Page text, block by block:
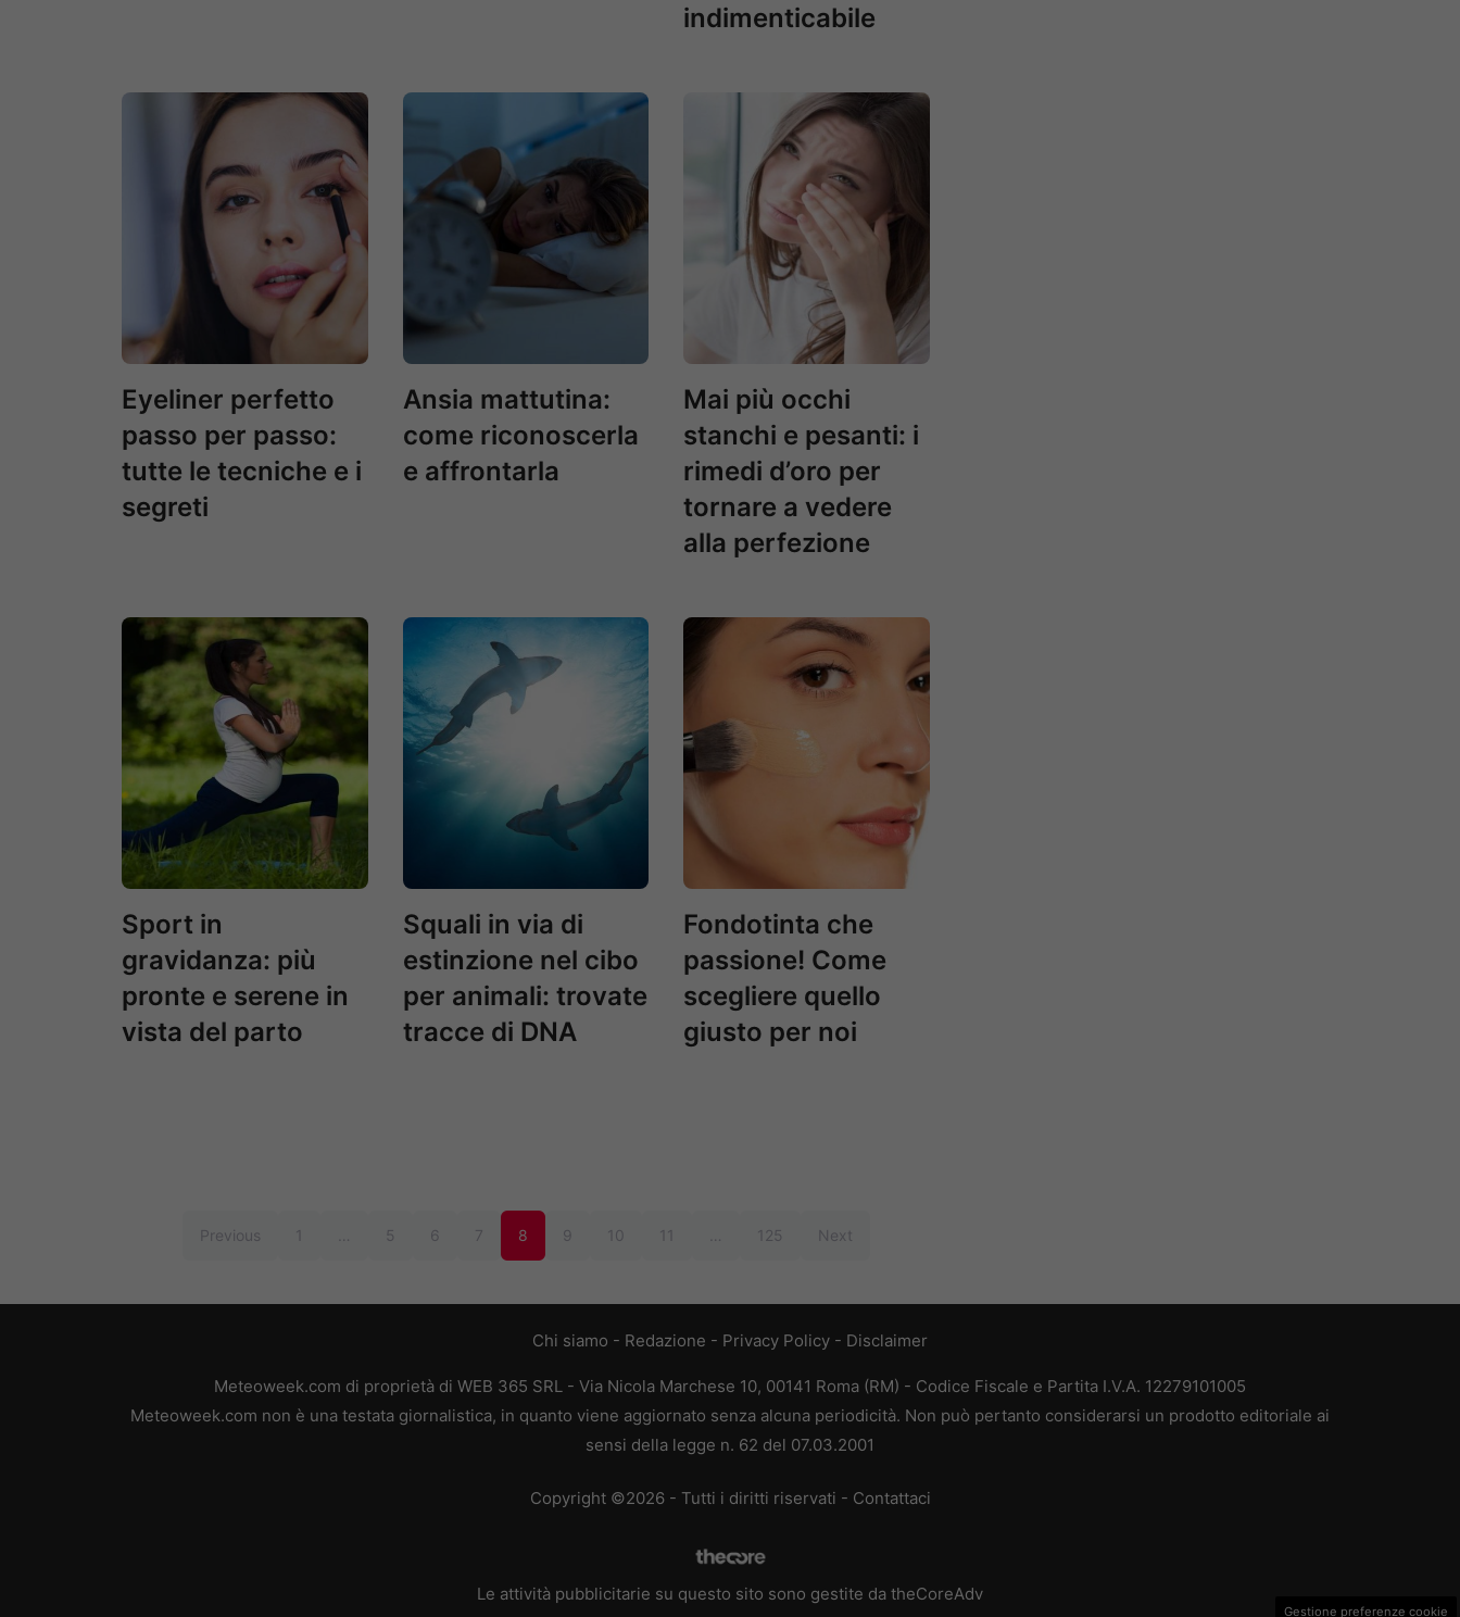
indimenticabile
Eyeliner perfetto
passo per passo:
tutte le tecniche e i
segreti
Ansia mattutina:
come riconoscerla
e affrontarla
Mai più occhi
stanchi e pesanti: i
rimedi d’oro per
tornare a vedere
alla perfezione
Sport in
gravidanza: più
pronte e serene in
vista del parto
Squali in via di
estinzione nel cibo
per animali: trovate
tracce di DNA
Fondotinta che
passione! Come
scegliere quello
giusto per noi
Previous 1 5 6 7 8 9 10 11 125 Next
Chi siamo - Redazione - Privacy Policy - Disclaimer
Meteoweek.com di proprietà di WEB 365 SRL - Via Nicola Marchese 10, 00141 Roma (RM) - Codice Fiscale e Partita I.V.A. 12279101005
Meteoweek.com non è una testata giornalistica, in quanto viene aggiornato senza alcuna periodicità. Non può pertanto considerarsi un prodotto editoriale ai
sensi della legge n. 62 del 07.03.2001
Copyright ©2026 - Tutti i diritti riservati - Contattaci
Le attività pubblicitarie su questo sito sono gestite da theCoreAdv
Gestione preferenze cookie